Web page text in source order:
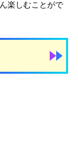
楽しむことがで